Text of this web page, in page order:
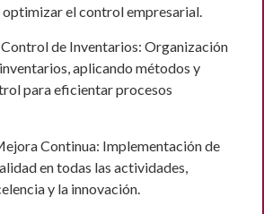
el control empresarial.
de Inventarios: Organización
aplicando métodos y
para eficientar procesos
Continua: Implementación de
en todas las actividades,
y la innovación.